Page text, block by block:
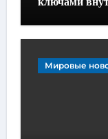
Мировые